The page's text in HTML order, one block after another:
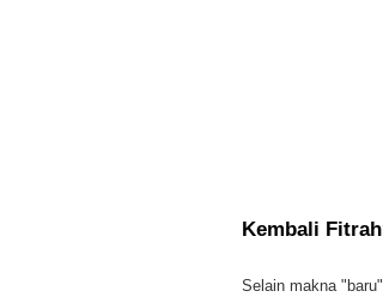
Kembali
Selain makna